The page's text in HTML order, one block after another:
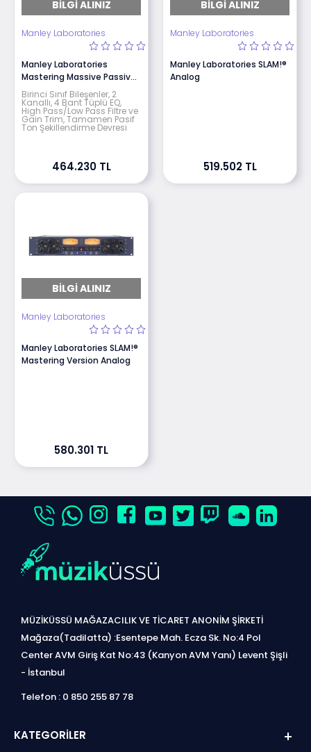
BILGI ALINIZ
Manley Laboratories
Manley Laboratories
Mastering Massive Passive
Stereo EQ
Birinci Sınıf Bileşenler, 2
Kanallı, 4 Bant Tüplü EQ,
High Pass/Low Pass Filtre ve
Gain Trim, Tamamen Pasif
Ton Şekillendirme Devresi
464.230 TL
BILGI ALINIZ
Manley Laboratories
Manley Laboratories SLAM!®
Analog
519.502 TL
BILGI ALINIZ
Manley Laboratories
Manley Laboratories SLAM!®
Mastering Version Analog
580.301 TL
MÜZİKÜSSÜ MAĞAZACILIK VE TİCARET ANONİM ŞİRKETİ
Mağaza(Tadilatta) :Esentepe Mah. Ecza Sk. No:4 Pol
Center AVM Giriş Kat No:43 (Kanyon AVM Yanı) Levent Şişli
- İstanbul
Telefon : 0 850 255 87 78
KATEGORILER